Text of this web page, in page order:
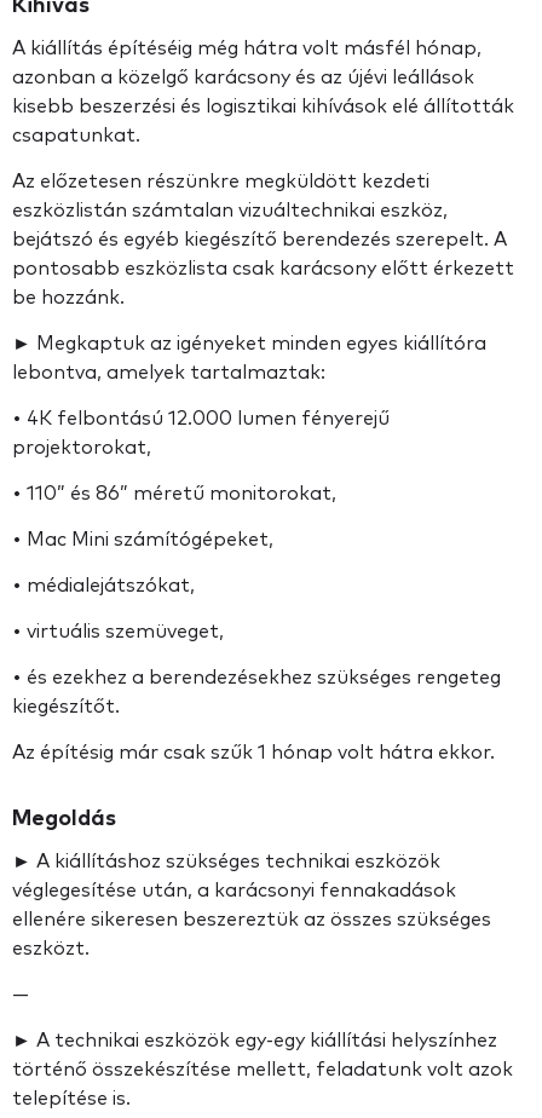
Kihívás
A kiállítás építéséig még hátra volt másfél hónap,
azonban a közelgő karácsony és az újévi leállások
kisebb beszerzési és logisztikai kihívások elé állították
csapatunkat.
Az előzetesen részünkre megküldött kezdeti
eszközlistán számtalan vizuáltechnikai eszköz,
bejátszó és egyéb kiegészítő berendezés szerepelt. A
pontosabb eszközlista csak karácsony előtt érkezett
be hozzánk.
► Megkaptuk az igényeket minden egyes kiállítóra
lebontva, amelyek tartalmaztak:
• 4K felbontású 12.000 lumen fényerejű
projektorokat,
• 110” és 86” méretű monitorokat,
• Mac Mini számítógépeket,
• médialejátszókat,
• virtuális szemüveget,
• és ezekhez a berendezésekhez szükséges rengeteg
kiegészítőt.
Az építésig már csak szűk 1 hónap volt hátra ekkor.
Megoldás
► A kiállításhoz szükséges technikai eszközök
véglegesítése után, a karácsonyi fennakadások
ellenére sikeresen beszereztük az összes szükséges
eszközt.
—
► A technikai eszközök egy-egy kiállítási helyszínhez
történő összekészítése mellett, feladatunk volt azok
telepítése is.